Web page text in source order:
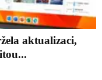
aktualizaci,